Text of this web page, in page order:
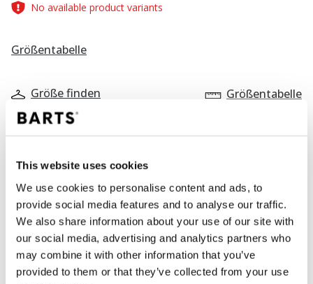
This website uses cookies
We use cookies to personalise content and ads, to
provide social media features and to analyse our traffic.
We also share information about your use of our site with
our social media, advertising and analytics partners who
may combine it with other information that you’ve
provided to them or that they’ve collected from your use
No available product variants
Größentabelle
Größe finden Größentabelle
FARBEred
IN DEN WARENKORB
Bestellungen, die vor 12 Uhr MEZ (Montag bis
Freitag) bei uns eingehen, werden noch am selben